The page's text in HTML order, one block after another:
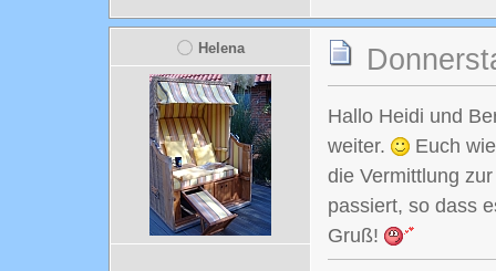
Helena
Hallo Heidi und
weiter.
Euch
die Vermittlung
passiert, so dass
Gruß!